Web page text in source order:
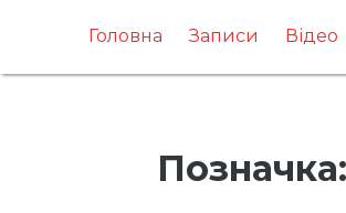
Головна Записи Відео
Позначка: